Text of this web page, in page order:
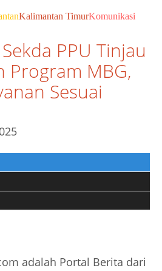
Kalimantan TimurKomunikasi
PPU Tinjau
Program MBG,
Sesuai
adalah Portal Berita dari